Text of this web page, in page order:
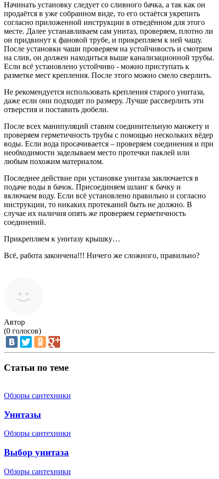
Начинать установку следует со сливного бачка, а так как он
продаётся в уже собранном виде, то его остаётся укрепить
согласно приложенной инструкции в отведённом для этого
месте. Далее устанавливаем сам унитаз, проверяем, плотно ли
он придвинут к фановой трубе, и прикрепляем к ней чашу.
После установки чаши проверяем на устойчивость и смотрим
на слив, он должен находиться выше канализационной трубы.
Если всё установлено устойчиво - можно приступать к
разметке мест крепления. После этого можно смело сверлить.
Не рекомендуется использовать крепления старого унитаза,
даже если они подходят по размеру. Лучше рассверлить эти
отверстия и поставить дюбели.
После всех манипуляций ставим соединительную манжету и
проверяем герметичность трубы с помощью нескольких вёдер
воды. Если вода просачивается – проверяем соединения и при
необходимости заделываем место протечки паклей или
любым похожим материалом.
Последнее действие при установке унитаза заключается в
подаче воды в бачок. Присоединяем шланг к бачку и
включаем воду. Если всё установлено правильно и согласно
инструкции, то никаких протеканий быть не должно. В
случае их наличия опять же проверяем герметичность
соединений.
Прикрепляем к унитазу крышку…
Всё, работа закончена!!! Ничего же сложного, правильно?
Автор
(0 голосов)
Статьи по теме
Обзоры сантехники
Унитазы
Обзоры сантехники
Выбор унитаза
Обзоры сантехники